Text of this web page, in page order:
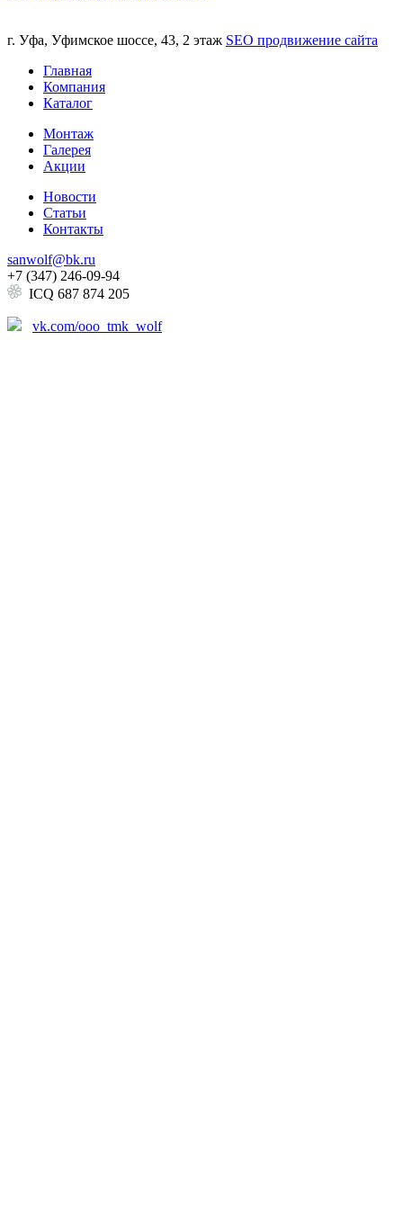
г. Уфа, Уфимское шоссе, 43, 2 этаж SEO продвижение сайта
Главная
Компания
Каталог
Монтаж
Галерея
Акции
Новости
Статьи
Контакты
sanwolf@bk.ru
+7 (347) 246-09-94
ICQ 687 874 205
vk.com/ooo_tmk_wolf